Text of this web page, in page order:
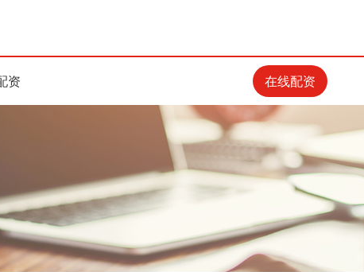
资 在线配资